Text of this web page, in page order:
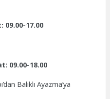
09.00-17.00
09.00-18.00
Balıklı Ayazma’ya